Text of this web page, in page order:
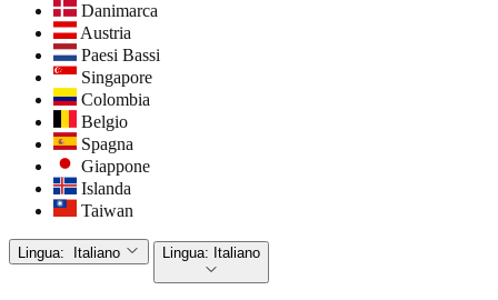
Danimarca
Austria
Paesi Bassi
Singapore
Colombia
Belgio
Spagna
Giappone
Islanda
Taiwan
Lingua: Italiano Lingua: Italiano